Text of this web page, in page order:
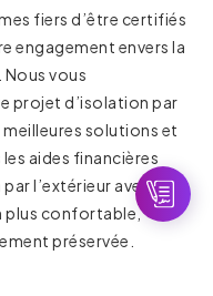
fiers d’être certifiés
engagement envers la
vous
projet d’isolation par
meilleures solutions et
aides financières
l’extérieur avec
plus confortable,
préservée.